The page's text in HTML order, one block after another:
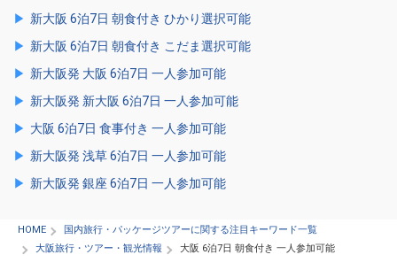
新大阪 6泊7日 朝食付き ひかり選択可能
新大阪 6泊7日 朝食付き こだま選択可能
新大阪発 大阪 6泊7日 一人参加可能
新大阪発 新大阪 6泊7日 一人参加可能
大阪 6泊7日 食事付き 一人参加可能
新大阪発 浅草 6泊7日 一人参加可能
新大阪発 銀座 6泊7日 一人参加可能
HOME
国内旅行・パッケージツアーに関する注目キーワード一覧
大阪旅行・ツアー・観光情報
大阪 6泊7日 朝食付き 一人参加可能